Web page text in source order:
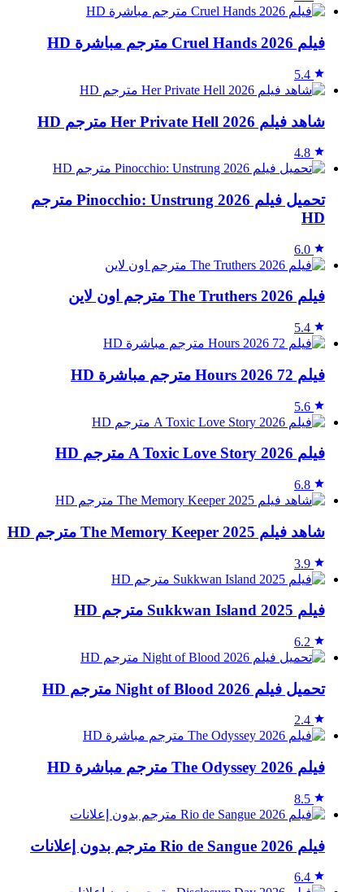
فيلم Cruel Hands 2026 مترجم مباشرة HD
5.4
شاهد فيلم Her Private Hell 2026 مترجم HD
4.8
تحميل فيلم Pinocchio: Unstrung 2026 مترجم
HD
6.0
فيلم The Truthers 2026 مترجم اون لاين
5.4
فيلم 72 Hours 2026 مترجم مباشرة HD
5.6
فيلم A Toxic Love Story 2026 مترجم HD
6.8
شاهد فيلم The Memory Keeper 2025 مترجم HD
3.9
فيلم Sukkwan Island 2025 مترجم HD
6.2
تحميل فيلم Night of Blood 2026 مترجم HD
2.4
فيلم The Odyssey 2026 مترجم مباشرة HD
8.5
فيلم Rio de Sangue 2026 مترجم بدون إعلانات
6.4